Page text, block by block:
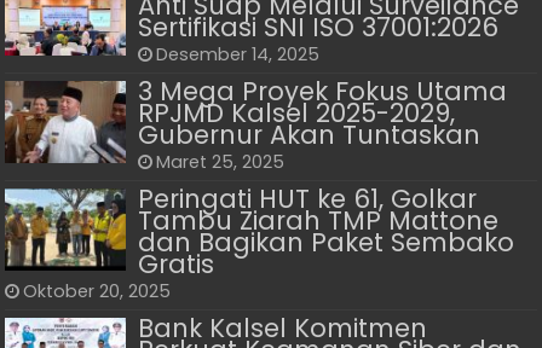
Sertifikasi SNI ISO 37001:2026
Desember 14, 2025
3 Mega Proyek Fokus Utama
RPJMD Kalsel 2025-2029,
Gubernur Akan Tuntaskan
Maret 25, 2025
Peringati HUT ke 61, Golkar
Tambu Ziarah TMP Mattone
dan Bagikan Paket Sembako
Gratis
Oktober 20, 2025
Bank Kalsel Komitmen